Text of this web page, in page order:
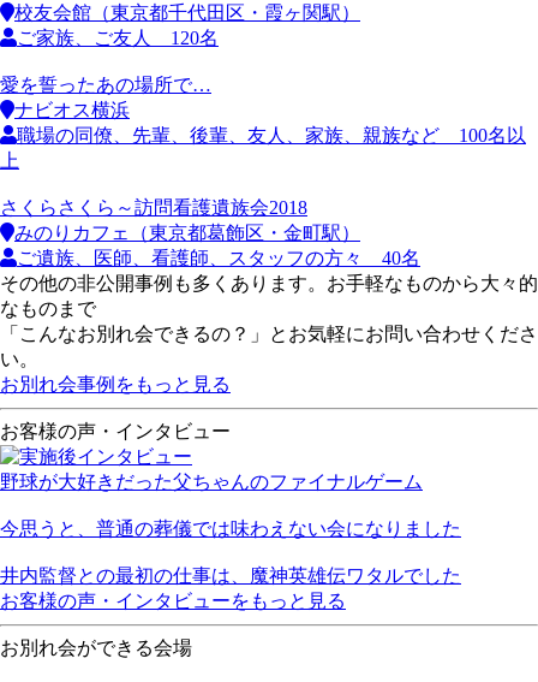
校友会館（東京都千代田区・霞ヶ関駅）
ご家族、ご友人 120名
愛を誓ったあの場所で…
ナビオス横浜
職場の同僚、先輩、後輩、友人、家族、親族など 100名以
上
さくらさくら～訪問看護遺族会2018
みのりカフェ（東京都葛飾区・金町駅）
ご遺族、医師、看護師、スタッフの方々 40名
その他の非公開事例も多くあります。お手軽なものから大々的
なものまで
「こんなお別れ会できるの？」とお気軽にお問い合わせくださ
い。
お別れ会事例をもっと見る
お客様の声・インタビュー
野球が大好きだった父ちゃんのファイナルゲーム
今思うと、普通の葬儀では味わえない会になりました
井内監督との最初の仕事は、魔神英雄伝ワタルでした
お客様の声・インタビューをもっと見る
お別れ会ができる会場